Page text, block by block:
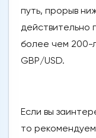
путь, прорыв
действительно
более чем
GBP/USD.
Если вы
то